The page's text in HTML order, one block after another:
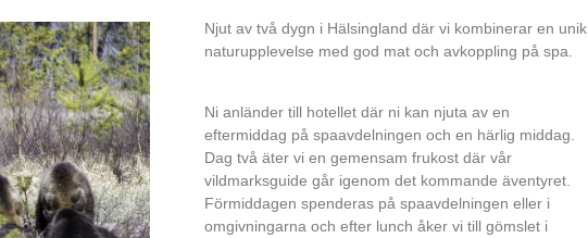
Njut av två dygn i Hälsingland där vi kombinerar en unik
naturupplevelse med god mat och avkoppling på spa.
Ni anländer till hotellet där ni kan njuta av en
eftermiddag på spaavdelningen och en härlig middag.
Dag två äter vi en gemensam frukost där vår
vildmarksguide går igenom det kommande äventyret.
Förmiddagen spenderas på spaavdelningen eller i
omgivningarna och efter lunch åker vi till gömslet i